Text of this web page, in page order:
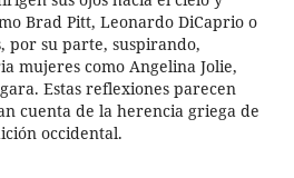
Brad Pitt, Leonardo DiCaprio o
por su parte, suspirando,
mujeres como Angelina Jolie,
Estas reflexiones parecen
cuenta de la herencia griega de
occidental.